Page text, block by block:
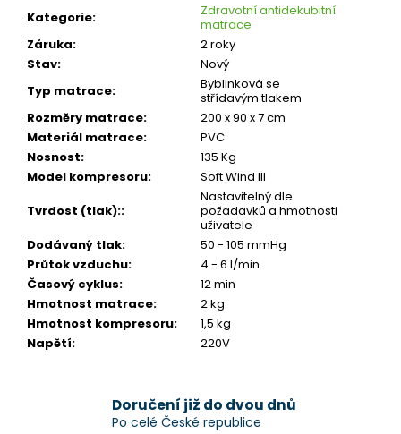
Kategorie:
Zdravotní antidekubitní
matrace
Záruka:
2 roky
Stav:
Nový
Typ matrace:
Byblinková se
střídavým tlakem
Rozměry matrace:
200 x 90 x 7 cm
Materiál matrace:
PVC
Nosnost:
135 Kg
Model kompresoru:
Soft Wind III
Tvrdost (tlak)::
Nastavitelný dle
požadavků a hmotnosti
uživatele
Dodávaný tlak:
50 - 105 mmHg
Průtok vzduchu:
4 - 6 l/min
Časový cyklus:
12 min
Hmotnost matrace:
2 kg
Hmotnost kompresoru:
1,5 kg
Napětí: 220V
Doručení již do dvou dnů
Po celé České republice